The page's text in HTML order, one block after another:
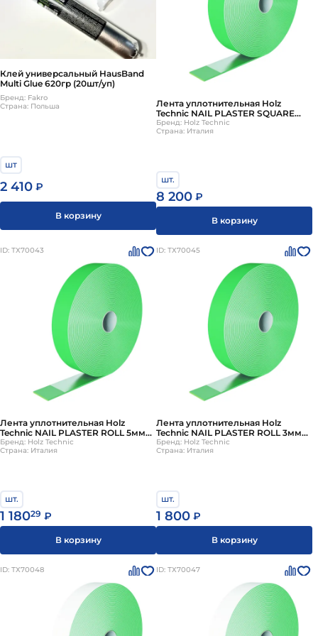
Клей универсальный HausBand
Multi Glue 620гр (20шт/уп)
Бренд: Fakro
Страна: Польша
шт
2 410 ₽
В корзину
Лента уплотнительная Holz
Technic NAIL PLASTER SQUARE
3мм 50х50мм 400шт
Бренд: Holz Technic
Страна: Италия
шт.
8 200 ₽
В корзину
ID: ТХ70043
Лента уплотнительная Holz
Technic NAIL PLASTER ROLL 5мм
0.05х10м
Бренд: Holz Technic
Страна: Италия
шт.
1 18029 ₽
В корзину
ID: ТХ70045
Лента уплотнительная Holz
Technic NAIL PLASTER ROLL 3мм
0.05х30м
Бренд: Holz Technic
Страна: Италия
шт.
1 800 ₽
В корзину
ID: ТХ70048 ID: ТХ70047